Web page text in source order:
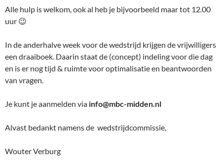
Alle hulp is welkom, ook al heb je bijvoorbeeld maar tot 12.00
uur 😉
In de anderhalve week voor de wedstrijd krijgen de vrijwilligers
een draaiboek. Daarin staat de (concept) indeling voor die dag
en is er nog tijd & ruimte voor optimalisatie en beantwoorden
van vragen.
Je kunt je aanmelden via info@mbc-midden.nl
Alvast bedankt namens de wedstrijdcommissie,
Wouter Verburg